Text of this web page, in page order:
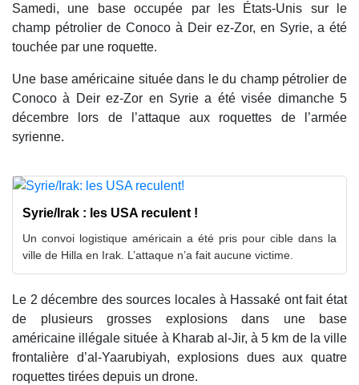
Samedi, une base occupée par les États-Unis sur le
champ pétrolier de Conoco à Deir ez-Zor, en Syrie, a été
touchée par une roquette.
Une base américaine située dans le du champ pétrolier de
Conoco à Deir ez-Zor en Syrie a été visée dimanche 5
décembre lors de l’attaque aux roquettes de l’armée
syrienne.
Syrie/Irak : les USA reculent !
Un convoi logistique américain a été pris pour cible dans la
ville de Hilla en Irak. L’attaque n’a fait aucune victime.
Le 2 décembre des sources locales à Hassaké ont fait état
de plusieurs grosses explosions dans une base
américaine illégale située à Kharab al-Jir, à 5 km de la ville
frontalière d’al-Yaarubiyah, explosions dues aux quatre
roquettes tirées depuis un drone.